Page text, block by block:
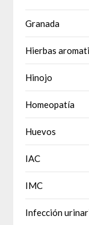
Granada
Hierbas
Hinojo
Homeopatía
Huevos
IAC
IMC
Infección